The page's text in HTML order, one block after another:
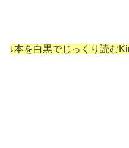
↓本を白黒でじっくり読む